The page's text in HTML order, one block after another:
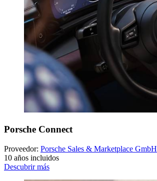
Porsche Connect
Proveedor: Porsche Sales & Marketplace GmbH
10 años incluidos
Descubrir más